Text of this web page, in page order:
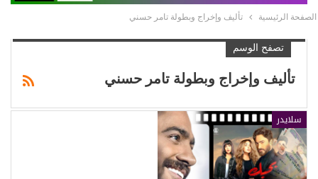
الصفحة الرئيسية تأليف وإخراج وبطولة تامر حسني
تصفح الوسم
تأليف وإخراج وبطولة تامر حسني
سلايدر